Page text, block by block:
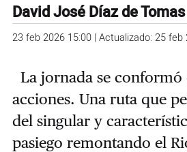
David José Díaz de Tomas
23 feb 2026 15:00 | Actualizado: 25 feb
La jornada se conformó
acciones. Una ruta que
del singular y
pasiego remontando el